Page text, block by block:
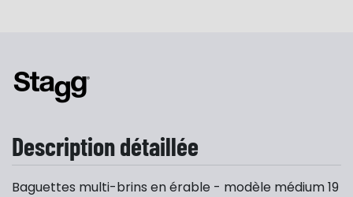
Description détaillée
Baguettes multi-brins en érable - modèle médium 19